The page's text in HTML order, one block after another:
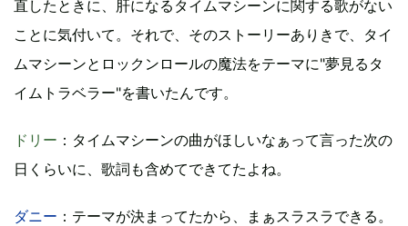
直したときに、肝になるタイムマシーンに関する歌がない
ことに気付いて。それで、そのストーリーありきで、タイ
ムマシーンとロックンロールの魔法をテーマに"夢見るタ
イムトラベラー"を書いたんです。
ドリー ：タイムマシーンの曲がほしいなぁって言った次の
日くらいに、歌詞も含めてできてたよね。
ダニー ：テーマが決まってたから、まぁスラスラできる。